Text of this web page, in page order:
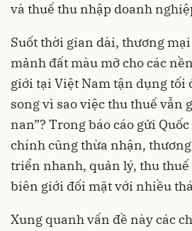
và thuế thu nhập doanh
Suốt thời gian dài, thương
mảnh đất màu mỡ cho các
giới tại Việt Nam tận dụng tối
song vì sao việc thu thuế vẫn
nan”? Trong báo cáo gửi
chính cũng thừa nhận,
triển nhanh, quản lý, thu
biên giới đối mặt với nhiều
Xung quanh vấn đề này các